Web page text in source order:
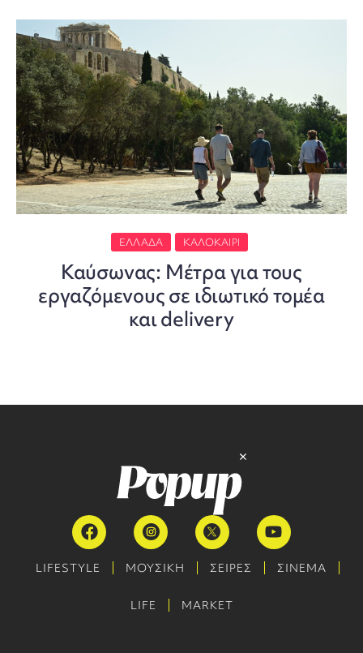
ΕΛΛΆΔΑ ΚΑΛΟΚΑΊΡΙ
Καύσωνας: Mέτρα για τους
εργαζόμενους σε ιδιωτικό τομέα
και delivery
LIFESTYLE ΜΟΥΣΙΚΗ ΣΕΙΡΕΣ ΣΙΝΕΜΑ
LIFE MARKET